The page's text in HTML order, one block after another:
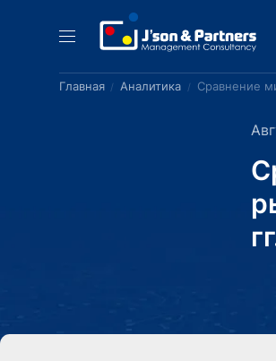
Главная Аналитика Сравнение